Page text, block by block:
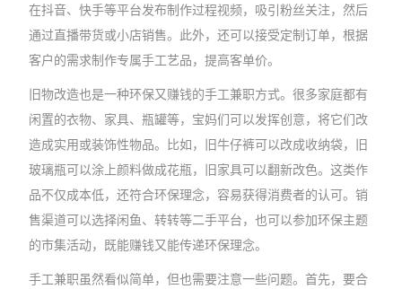
在抖音、快手等平台发布制作过程视频，吸引粉丝关注，然后
通过直播带货或小店销售。此外，还可以接受定制订单，根据
客户的需求制作专属手工艺品，提高客单价。
旧物改造也是一种环保又赚钱的手工兼职方式。很多家庭都有
闲置的衣物、家具、瓶罐等，宝妈们可以发挥创意，将它们改
造成实用或装饰性物品。比如，旧牛仔裤可以改成收纳袋，旧
玻璃瓶可以涂上颜料做成花瓶，旧家具可以翻新改色。这类作
品不仅成本低，还符合环保理念，容易获得消费者的认可。销
售渠道可以选择闲鱼、转转等二手平台，也可以参加环保主题
的市集活动，既能赚钱又能传递环保理念。
手工兼职虽然看似简单，但也需要注意一些问题。首先，要合